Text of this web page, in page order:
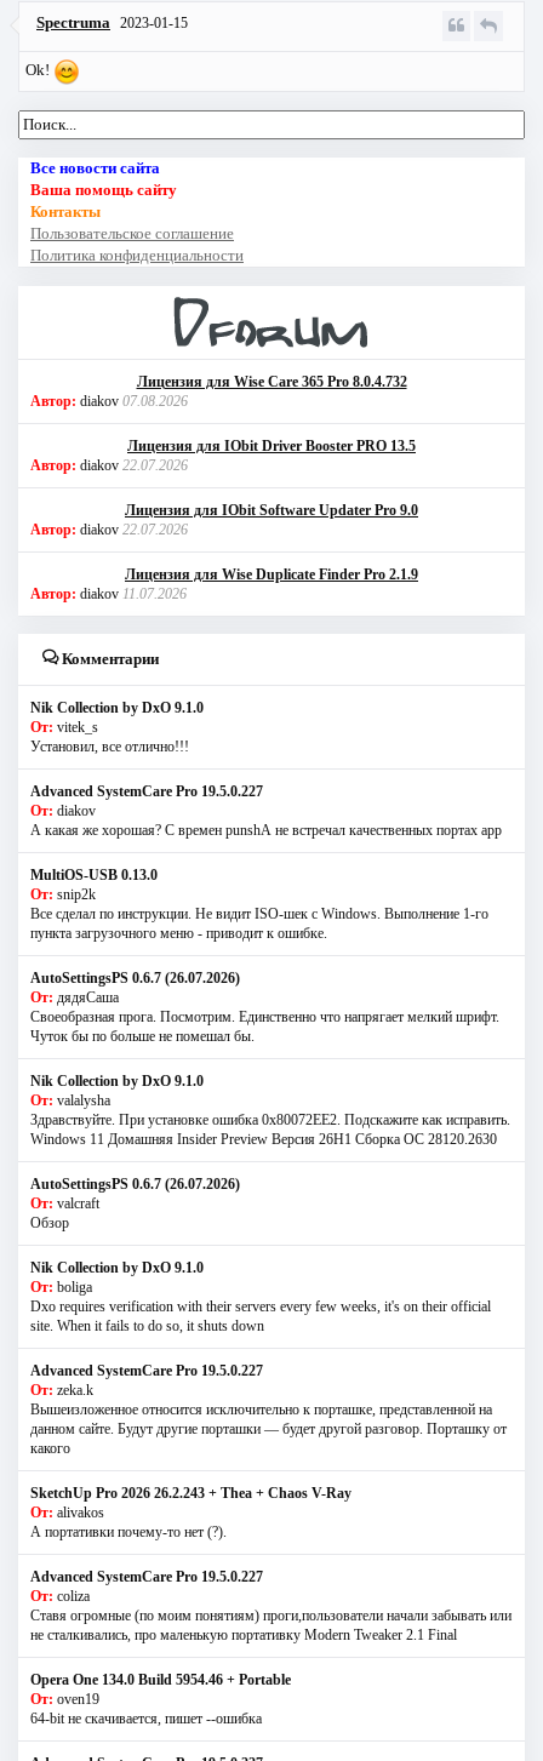
Spectruma 2023-01-15
Ok!
Все новости сайта
Ваша помощь сайту
Контакты
Пользовательское соглашение
Политика конфиденциальности
Лицензия для Wise Care 365 Pro 8.0.4.732
Автор: diakov 07.08.2026
Лицензия для IObit Driver Booster PRO 13.5
Автор: diakov 22.07.2026
Лицензия для IObit Software Updater Pro 9.0
Автор: diakov 22.07.2026
Лицензия для Wise Duplicate Finder Pro 2.1.9
Автор: diakov 11.07.2026
Комментарии
Nik Collection by DxO 9.1.0
От: vitek_s
Установил, все отлично!!!
Advanced SystemCare Pro 19.5.0.227
От: diakov
А какая же хорошая? С времен punshА не встречал качественных портах app
MultiOS-USB 0.13.0
От: snip2k
Все сделал по инструкции. Не видит ISO-шек с Windows. Выполнение 1-го
пункта загрузочного меню - приводит к ошибке.
AutoSettingsPS 0.6.7 (26.07.2026)
От: дядяСаша
Своеобразная прога. Посмотрим. Единственно что напрягает мелкий шрифт.
Чуток бы по больше не помешал бы.
Nik Collection by DxO 9.1.0
От: valalysha
Здравствуйте. При установке ошибка 0х80072EE2. Подскажите как исправить.
Windows 11 Домашняя Insider Preview Версия 26H1 Сборка ОС 28120.2630
AutoSettingsPS 0.6.7 (26.07.2026)
От: valcraft
Обзор
Nik Collection by DxO 9.1.0
От: boliga
Dxo requires verification with their servers every few weeks, it's on their official
site. When it fails to do so, it shuts down
Advanced SystemCare Pro 19.5.0.227
От: zeka.k
Вышеизложенное относится исключительно к порташке, представленной на
данном сайте. Будут другие порташки — будет другой разговор. Порташку от
какого
SketchUp Pro 2026 26.2.243 + Thea + Chaos V-Ray
От: alivakos
А портативки почему-то нет (?).
Advanced SystemCare Pro 19.5.0.227
От: coliza
Ставя огромные (по моим понятиям) проги,пользователи начали забывать или
не сталкивались, про маленькую портативку Modern Tweaker 2.1 Final
Opera One 134.0 Build 5954.46 + Portable
От: oven19
64-bit не скачивается, пишет --ошибка